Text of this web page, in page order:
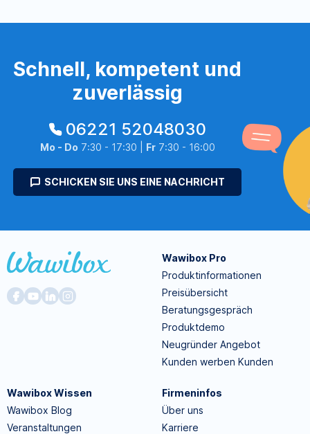
Schnell, kompetent und
zuverlässig
06221 52048030
Mo - Do 7:30 - 17:30 | Fr7:30 - 16:00
SCHICKEN SIE UNS EINE NACHRICHT
Wawibox Pro
Produktinformationen
Preisübersicht
Beratungsgespräch
Produktdemo
Neugründer Angebot
Kunden werben Kunden
Wawibox Wissen
Wawibox Blog
Veranstaltungen
Firmeninfos
Über uns
Karriere